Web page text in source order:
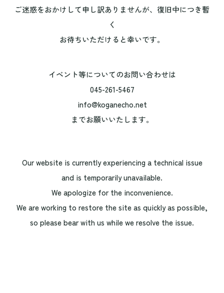
ご迷惑をおかけして申し訳ありませんが、復旧中につき暫
く
お待ちいただけると幸いです。
イベント等についてのお問い合わせは
045-261-5467
info@koganecho.net
までお願いいたします。
Our website is currently experiencing a technical issue
and is temporarily unavailable.
We apologize for the inconvenience.
We are working to restore the site as quickly as possible,
so please bear with us while we resolve the issue.